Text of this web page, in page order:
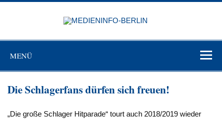
Zum
MENÜ
Die Schlagerfans dürfen sich freuen!
„Die große Schlager Hitparade“ tourt auch 2018/2019 wieder